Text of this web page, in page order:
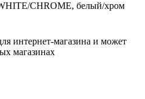
CHROME, белый/хром
интернет-магазина и может
магазинах